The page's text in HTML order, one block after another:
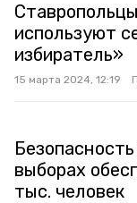
используют
избиратель»
15 марта 2024, 12:19
выборах
тыс. человек